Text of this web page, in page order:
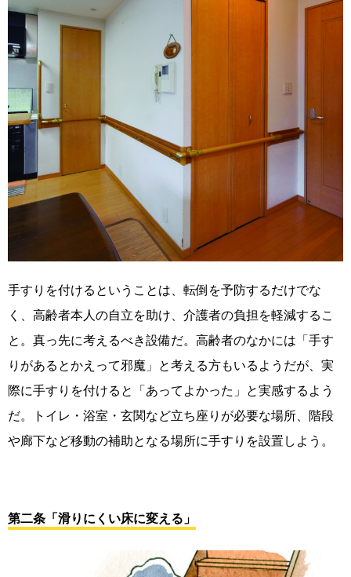
手すりを付けるということは、転倒を予防するだけでな
く、高齢者本人の自立を助け、介護者の負担を軽減するこ
と。真っ先に考えるべき設備だ。高齢者のなかには「手す
りがあるとかえって邪魔」と考える方もいるようだが、実
際に手すりを付けると「あってよかった」と実感するよう
だ。トイレ・浴室・玄関など立ち座りが必要な場所、階段
や廊下など移動の補助となる場所に手すりを設置しよう。
第二条「滑りにくい床に変える」